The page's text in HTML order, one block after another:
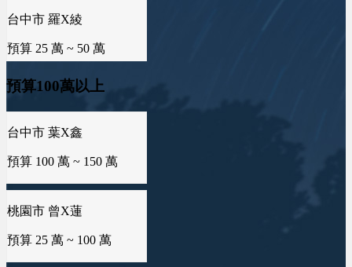
台南市 邱X羚
預算 25 萬 ~ 50 萬
預算 25 萬 ~ 50 萬
預算 25 萬 ~ 50 萬
預算100萬以上
台中市 葉X鑫
預算 100 萬 ~ 150 萬
桃園市 曾X蓮
預算 25 萬 ~ 100 萬
桃園市 李X寧
預算 25 萬 ~ 100 萬